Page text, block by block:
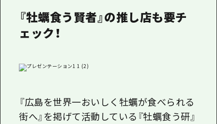
『牡蠣食う賢者』の推し店も要チ
ェック！
『広島を世界一おいしく牡蠣が食べられる
街へ』を掲げて活動している『牡蠣食う研』